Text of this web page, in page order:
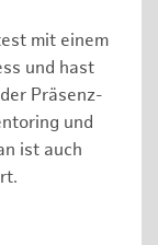
mit einem
und hast
Präsenz-
und
ist auch